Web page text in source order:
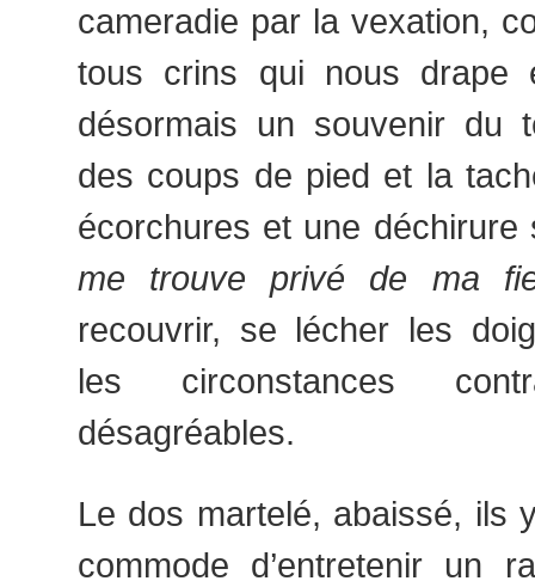
cameradie par la vexation,
tous crins qui nous drape
désormais un souvenir du
des coups de pied et la
écorchures et une
me trouve privé de ma
recouvrir, se lécher les
les circonstances
désagréables.
Le dos martelé, abaissé, ils
commode d’entretenir un